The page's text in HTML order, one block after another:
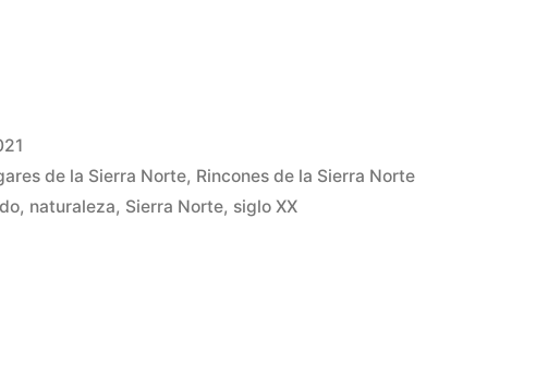
de la Sierra Norte, Rincones de la Sierra Norte
, naturaleza, Sierra Norte, siglo XX